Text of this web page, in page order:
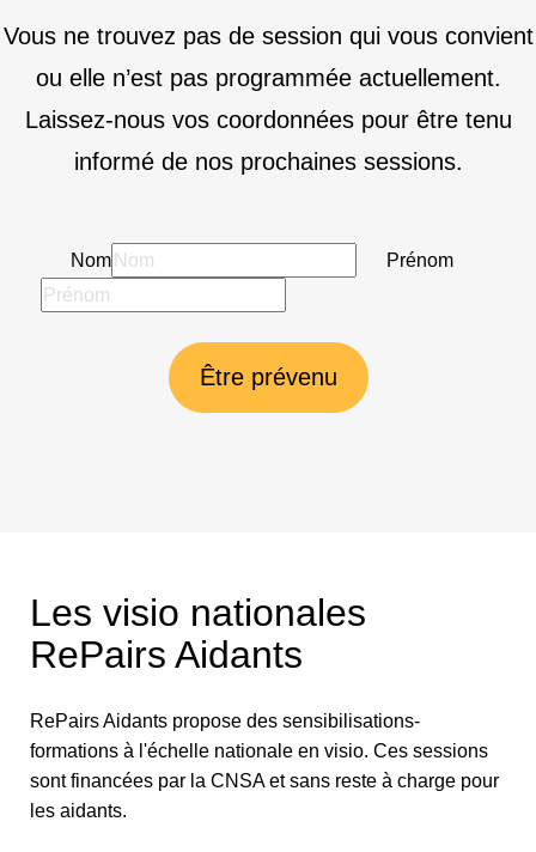
Vous ne trouvez pas de session qui vous convient
ou elle n’est pas programmée actuellement.
Laissez-nous vos coordonnées pour être tenu
informé de nos prochaines sessions.
Nom Prénom
Être prévenu
Les visio nationales
RePairs Aidants
RePairs Aidants propose des sensibilisations-
formations à l'échelle nationale en visio. Ces sessions
sont financées par la CNSA et sans reste à charge pour
les aidants.